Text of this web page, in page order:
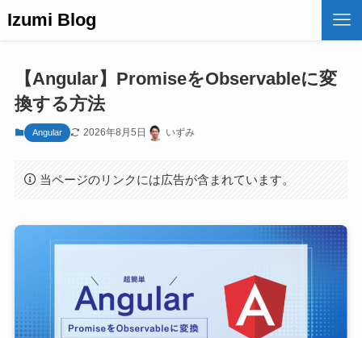
Izumi Blog
【Angular】PromiseをObservableに変
換する方法
Angular 2026年8月5日 いずみ
当ページのリンクには広告が含まれています。